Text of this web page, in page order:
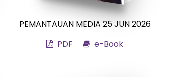
PEMANTAUAN MEDIA 25 JUN 2026
PDF
e-Book